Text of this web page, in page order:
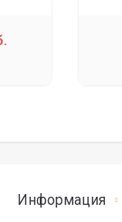
Информация